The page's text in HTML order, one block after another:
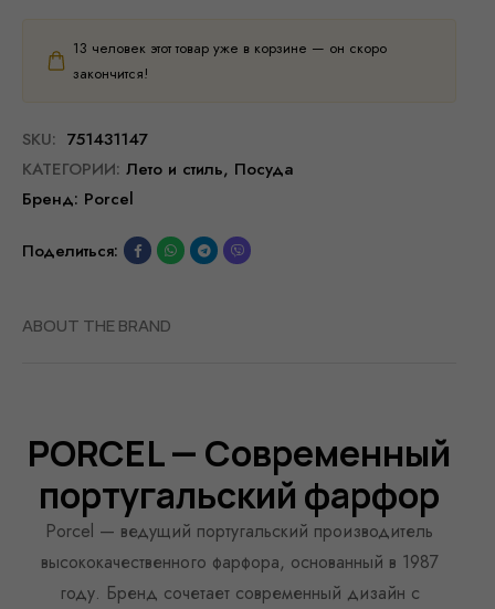
13 человек этот товар уже в корзине — он скоро
закончится!
SKU: 751431147
КАТЕГОРИИ: Лето и стиль, Посуда
Бренд: Porcel
Поделиться:
ABOUT THE BRAND
PORCEL — Современный
португальский фарфор
Porcel — ведущий португальский производитель
высококачественного фарфора, основанный в 1987
году. Бренд сочетает современный дизайн с